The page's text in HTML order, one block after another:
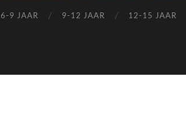
6-9 JAAR 9-12 JAAR 12-15 JAAR